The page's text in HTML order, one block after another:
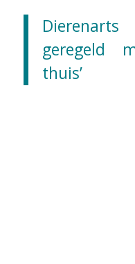
Dierenarts
geregeld
thuis’